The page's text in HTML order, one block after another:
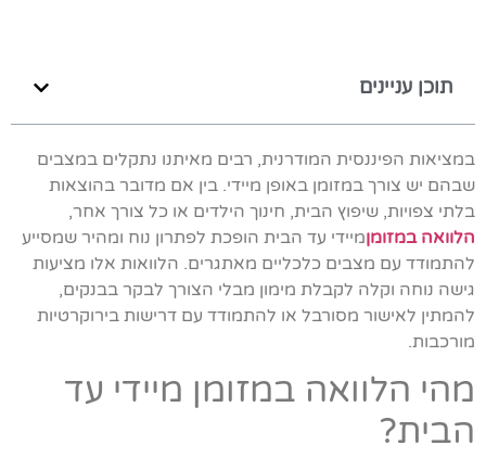
תוכן עניינים
במציאות הפיננסית המודרנית, רבים מאיתנו נתקלים במצבים
שבהם יש צורך במזומן באופן מיידי. בין אם מדובר בהוצאות
בלתי צפויות, שיפוץ הבית, חינוך הילדים או כל צורך אחר,
הלוואה במזומןמיידי עד הבית הופכת לפתרון נוח ומהיר שמסייע
להתמודד עם מצבים כלכליים מאתגרים. הלוואות אלו מציעות
גישה נוחה וקלה לקבלת מימון מבלי הצורך לבקר בבנקים,
להמתין לאישור מסורבל או להתמודד עם דרישות בירוקרטיות
מורכבות.
מהי הלוואה במזומן מיידי עד
הבית?